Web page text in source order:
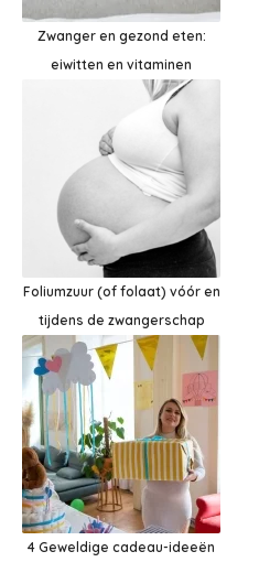
Zwanger en gezond eten:
eiwitten en vitaminen
Foliumzuur (of folaat) vóór en
tijdens de zwangerschap
4 Geweldige cadeau-ideeën